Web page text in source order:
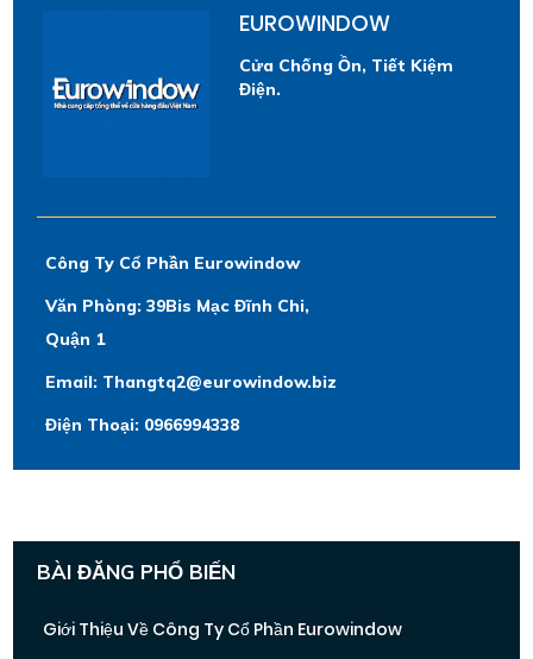
EUROWINDOW
Cửa Chống Ồn, Tiết Kiệm
Điện.
Công Ty Cổ Phần Eurowindow
Văn Phòng: 39Bis Mạc Đĩnh Chi,
Quận 1
Email: Thangtq2@eurowindow.biz
Điện Thoại: 0966994338
BÀI ĐĂNG PHỔ BIẾN
Giới Thiệu Về Công Ty Cổ Phần Eurowindow